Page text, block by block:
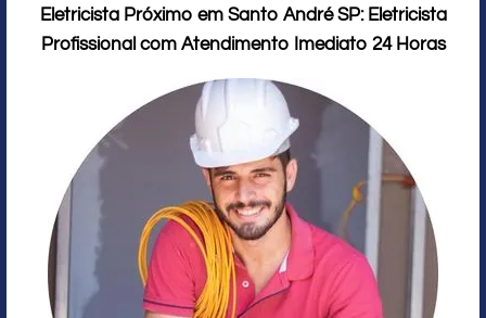
Eletricista Próximo em Santo André SP: Eletricista
Profissional com Atendimento Imediato 24 Horas